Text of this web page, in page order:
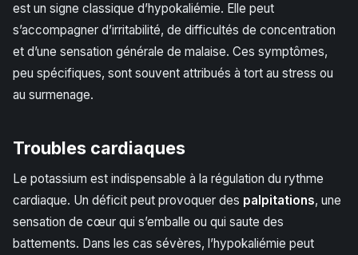
est un signe classique d’hypokaliémie. Elle peut
s’accompagner d’irritabilité, de difficultés de concentration
et d’une sensation générale de malaise. Ces symptômes,
peu spécifiques, sont souvent attribués à tort au stress ou
au surmenage.
Troubles cardiaques
Le potassium est indispensable à la régulation du rythme
cardiaque. Un déficit peut provoquer des palpitations, une
sensation de cœur qui s’emballe ou qui saute des
battements. Dans les cas sévères, l’hypokaliémie peut